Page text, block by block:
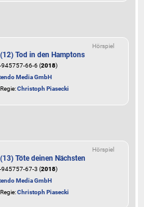
Hörspiel
Tod in den Hamptons
945757-66-6 (2018)
Media GmbH
Regie:Christoph Piasecki
Hörspiel
Töte deinen Nächsten
945757-67-3 (2018)
Media GmbH
Regie:Christoph Piasecki